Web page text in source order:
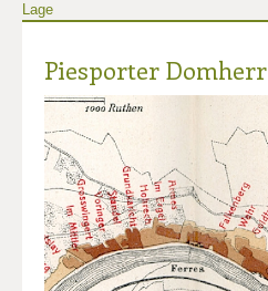
Lage
Piesporter Domherr